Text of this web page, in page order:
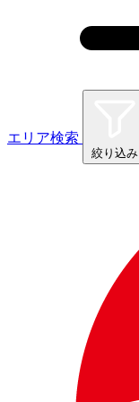
エリア検索
絞り込み